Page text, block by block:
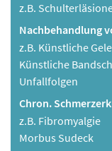
z.B.
Nachbehandlung
z.B. Künstliche
Künstliche
Unfallfolgen
Chron.
z.B. Fibromyalgie
Morbus Sudeck